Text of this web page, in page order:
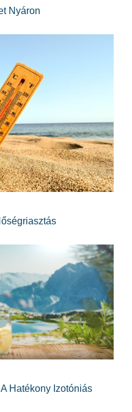
Nyáron
Hatékony Izotóniás